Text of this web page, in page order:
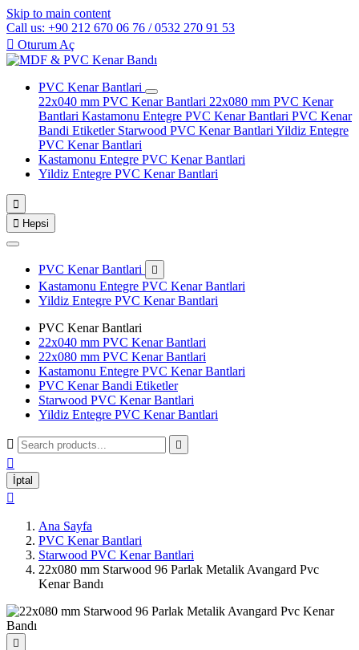
Skip to main content
Call us: +90 212 670 06 76 / 0532 270 91 53
 Oturum Aç
PVC Kenar Bantlari
22x040 mm PVC Kenar Bantlari 22x080 mm PVC Kenar
Bantlari Kastamonu Entegre PVC Kenar Bantlari PVC Kenar
Bandi Etiketler Starwood PVC Kenar Bantlari Yildiz Entegre
PVC Kenar Bantlari
Kastamonu Entegre PVC Kenar Bantlari
Yildiz Entegre PVC Kenar Bantlari

 Hepsi
PVC Kenar Bantlari 
Kastamonu Entegre PVC Kenar Bantlari
Yildiz Entegre PVC Kenar Bantlari
PVC Kenar Bantlari
22x040 mm PVC Kenar Bantlari
22x080 mm PVC Kenar Bantlari
Kastamonu Entegre PVC Kenar Bantlari
PVC Kenar Bandi Etiketler
Starwood PVC Kenar Bantlari
Yildiz Entegre PVC Kenar Bantlari
 

İptal

Ana Sayfa
PVC Kenar Bantlari
Starwood PVC Kenar Bantlari
22x080 mm Starwood 96 Parlak Metalik Avangard Pvc
Kenar Bandı
